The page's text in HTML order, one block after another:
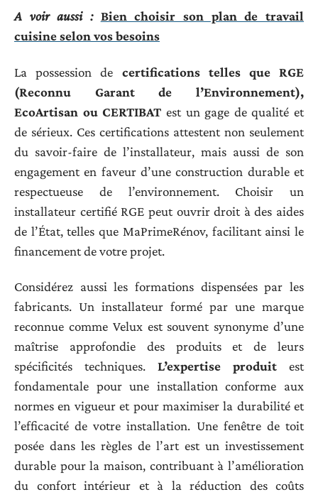
A voir aussi : Bien choisir son plan de travail
cuisine selon vos besoins
La possession de certifications telles que RGE
(Reconnu Garant de l’Environnement),
EcoArtisan ou CERTIBAT est un gage de qualité et
de sérieux. Ces certifications attestent non seulement
du savoir-faire de l’installateur, mais aussi de son
engagement en faveur d’une construction durable et
respectueuse de l’environnement. Choisir un
installateur certifié RGE peut ouvrir droit à des aides
de l’État, telles que MaPrimeRénov, facilitant ainsi le
financement de votre projet.
Considérez aussi les formations dispensées par les
fabricants. Un installateur formé par une marque
reconnue comme Velux est souvent synonyme d’une
maîtrise approfondie des produits et de leurs
spécificités techniques. L’expertise produit est
fondamentale pour une installation conforme aux
normes en vigueur et pour maximiser la durabilité et
l’efficacité de votre installation. Une fenêtre de toit
posée dans les règles de l’art est un investissement
durable pour la maison, contribuant à l’amélioration
du confort intérieur et à la réduction des coûts